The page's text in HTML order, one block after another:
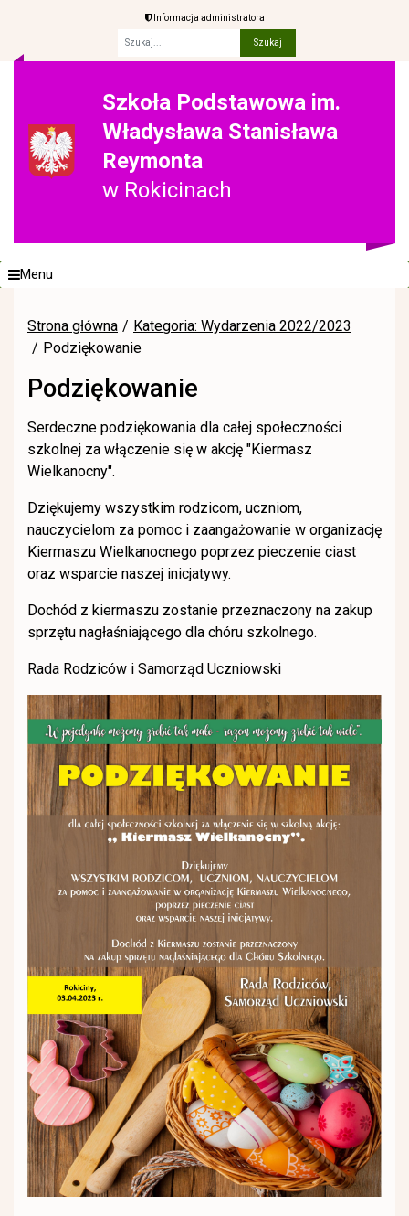
Informacja administratora
Szkoła Podstawowa im.
Władysława Stanisława
Reymonta
w Rokicinach
Menu
Strona główna
Kategoria: Wydarzenia 2022/2023
Podziękowanie
Podziękowanie
Serdeczne podziękowania dla całej społeczności
szkolnej za włączenie się w akcję "Kiermasz
Wielkanocny".
Dziękujemy wszystkim rodzicom, uczniom,
nauczycielom za pomoc i zaangażowanie w organizację
Kiermaszu Wielkanocnego poprzez pieczenie ciast
oraz wsparcie naszej inicjatywy.
Dochód z kiermaszu zostanie przeznaczony na zakup
sprzętu nagłaśniającego dla chóru szkolnego.
Rada Rodziców i Samorząd Uczniowski